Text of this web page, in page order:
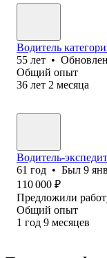
Водитель
55 лет •
Общий опыт
36 лет 2 месяца
Водитель-
61 год • Был 9
110 000 ₽
Предложили
Общий опыт
1 год 9 месяцев